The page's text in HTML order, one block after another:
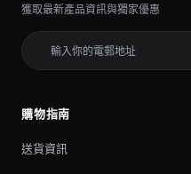
獲取最新產品資訊與獨家優惠
購物指南
送貨資訊